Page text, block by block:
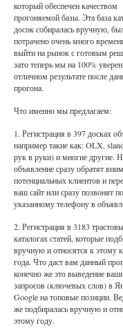
который обеспечен качеством
прогоняемой базы. Эта база
досок собиралась вручную,
потрачено очень много
выйти на рынок с готовым
зато теперь мы на 100%
отличном результате после
прогона.
Что именно мы предлагаем:
1. Регистрация в 397 досках
например такие как: OLX,
рук в руки) и многие другие.
объявление сразу обратят
потенциальных клиентов и
ваш сайт или сразу позвонят по
указанному телефону в
2. Регистрация в 3183
каталогах статей, которые
вручную и относятся к этому
года. Что даст вам данный
конечно же это выведение
запросов (ключевых слов) в
Google на топовые позиции.
же подбиралась вручную и
этому году.